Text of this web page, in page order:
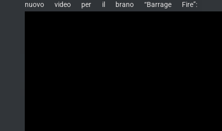
nuovo video per il brano “Barrage Fire”: